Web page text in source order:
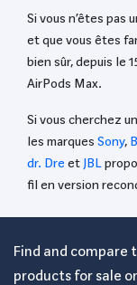
Si vous n’êtes pas
et que vous êtes
bien sûr, depuis le
AirPods Max.
Si vous cherchez
les marques Sony,
dr. Dre et JBL
fil en version
Find and compare
products for sale